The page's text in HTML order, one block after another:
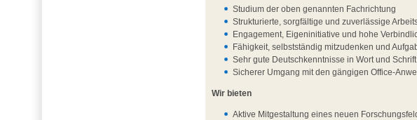
Studium der oben genannten Fachrichtung
Strukturierte, sorgfältige und zuverlässige
Engagement, Eigeninitiative und hohe
Fähigkeit, selbstständig mitzudenken und
Sehr gute Deutschkenntnisse in Wort und Schrift
Sicherer Umgang mit den gängigen Office-
Wir bieten
Aktive Mitgestaltung eines neuen